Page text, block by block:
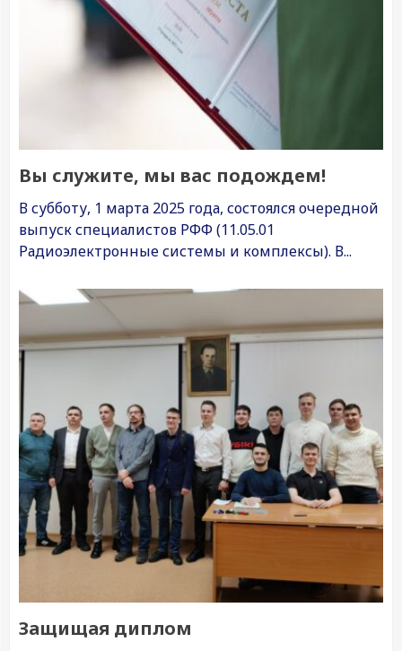
Вы служите, мы вас подождем!
В субботу, 1 марта 2025 года, состоялся очередной
выпуск специалистов РФФ (11.05.01
Радиоэлектронные системы и комплексы). В...
Защищая диплом